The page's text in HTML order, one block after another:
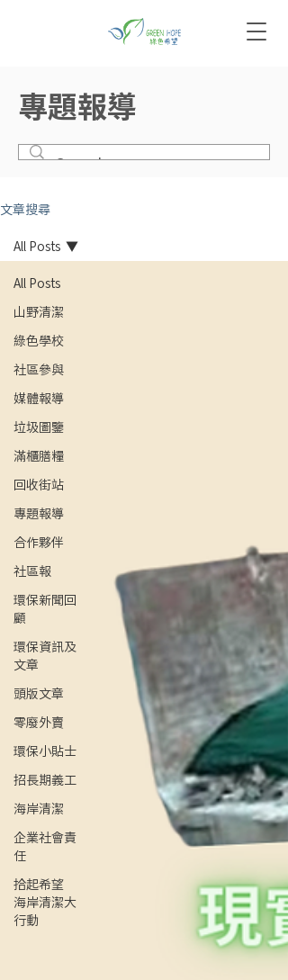
專題報導
文章搜尋
All Posts
山野清潔
綠色學校
社區參與
媒體報導
垃圾圖鑒
滿櫃膳糧
回收街站
專題報導
合作夥伴
社區報
環保新聞回
顧
環保資訊及
文章
頭版文章
零廢外賣
環保小貼士
招長期義工
海岸清潔
企業社會責
任
拾起希望
海岸清潔大
行動
All Posts